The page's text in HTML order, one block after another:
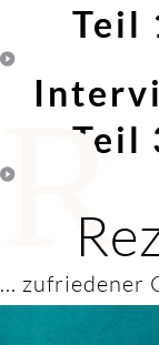
Teil
Teil
R
... zufriedener